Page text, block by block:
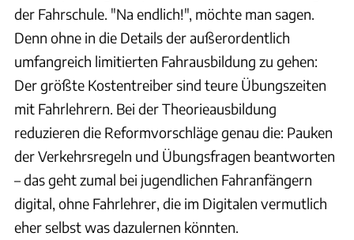
der Fahrschule. "Na endlich!", möchte man sagen.
Denn ohne in die Details der außerordentlich
umfangreich limitierten Fahrausbildung zu gehen:
Der größte Kostentreiber sind teure Übungszeiten
mit Fahrlehrern. Bei der Theorieausbildung
reduzieren die Reformvorschläge genau die: Pauken
der Verkehrsregeln und Übungsfragen beantworten
– das geht zumal bei jugendlichen Fahranfängern
digital, ohne Fahrlehrer, die im Digitalen vermutlich
eher selbst was dazulernen könnten.